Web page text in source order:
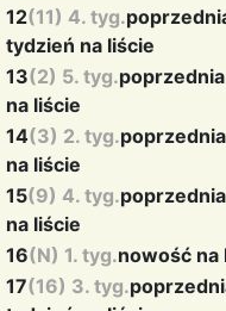
12(11) 4. tyg.
tydzień na liście
13(2) 5. tyg.
na liście
14(3) 2. tyg.
na liście
15(9) 4. tyg.
na liście
16(N) 1. tyg.nowość na
17(16) 3. tyg.